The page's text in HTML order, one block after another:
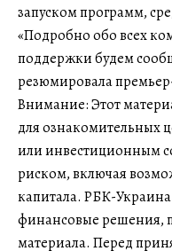
запуском программ,
«Подробно обо всех
поддержки будем
резюмировала
Внимание: Этот
для ознакомительных
или инвестиционным
риском, включая
капитала. РБК-Украина
финансовые решения,
материала. Перед